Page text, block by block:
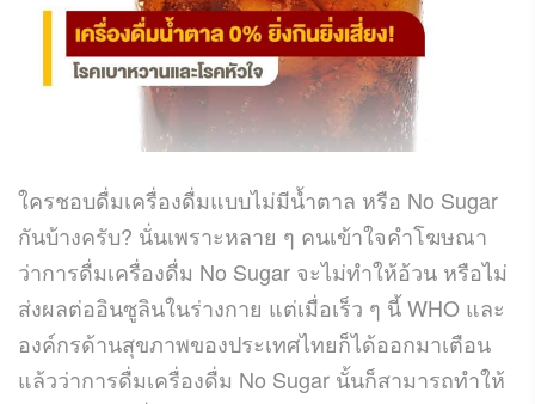
ใครชอบดื่มเครื่องดื่มแบบไม่มีน้ำตาล หรือ No Sugar
กันบ้างครับ? นั่นเพราะหลาย ๆ คนเข้าใจคำโฆษณา
ว่าการดื่มเครื่องดื่ม No Sugar จะไม่ทำให้อ้วน หรือไม่
ส่งผลต่ออินซูลินในร่างกาย แต่เมื่อเร็ว ๆ นี้ WHO และ
องค์กรด้านสุขภาพของประเทศไทยก็ได้ออกมาเตือน
แล้วว่าการดื่มเครื่องดื่ม No Sugar นั้นก็สามารถทำให้